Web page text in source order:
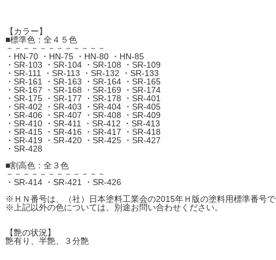
【カラー】
■標準色：全４５色
－－－－－－－－－－－－
・HN-70 ・HN-75 ・HN-80 ・HN-85
・SR-103 ・SR-104 ・SR-108 ・SR-109
・SR-111 ・SR-113 ・SR-132 ・SR-133
・SR-161 ・SR-163 ・SR-164 ・SR-165
・SR-167 ・SR-168 ・SR-169 ・SR-174
・SR-175 ・SR-177 ・SR-178 ・SR-401
・SR-402 ・SR-403 ・SR-404 ・SR-405
・SR-406 ・SR-407 ・SR-408 ・SR-409
・SR-410 ・SR-411 ・SR-412 ・SR-413
・SR-415 ・SR-416 ・SR-417 ・SR-418
・SR-419 ・SR-420 ・SR-425 ・SR-427
・SR-428
■割高色：全３色
－－－－－－－－－－－－
・SR-414 ・SR-421 ・SR-426
※ＨＮ番号は、（社）日本塗料工業会の2015年Ｈ版の塗料用標準番号で
※上記以外の色については、別途お問い合わせください。
【艶の状況】
艶有り、半艶、３分艶